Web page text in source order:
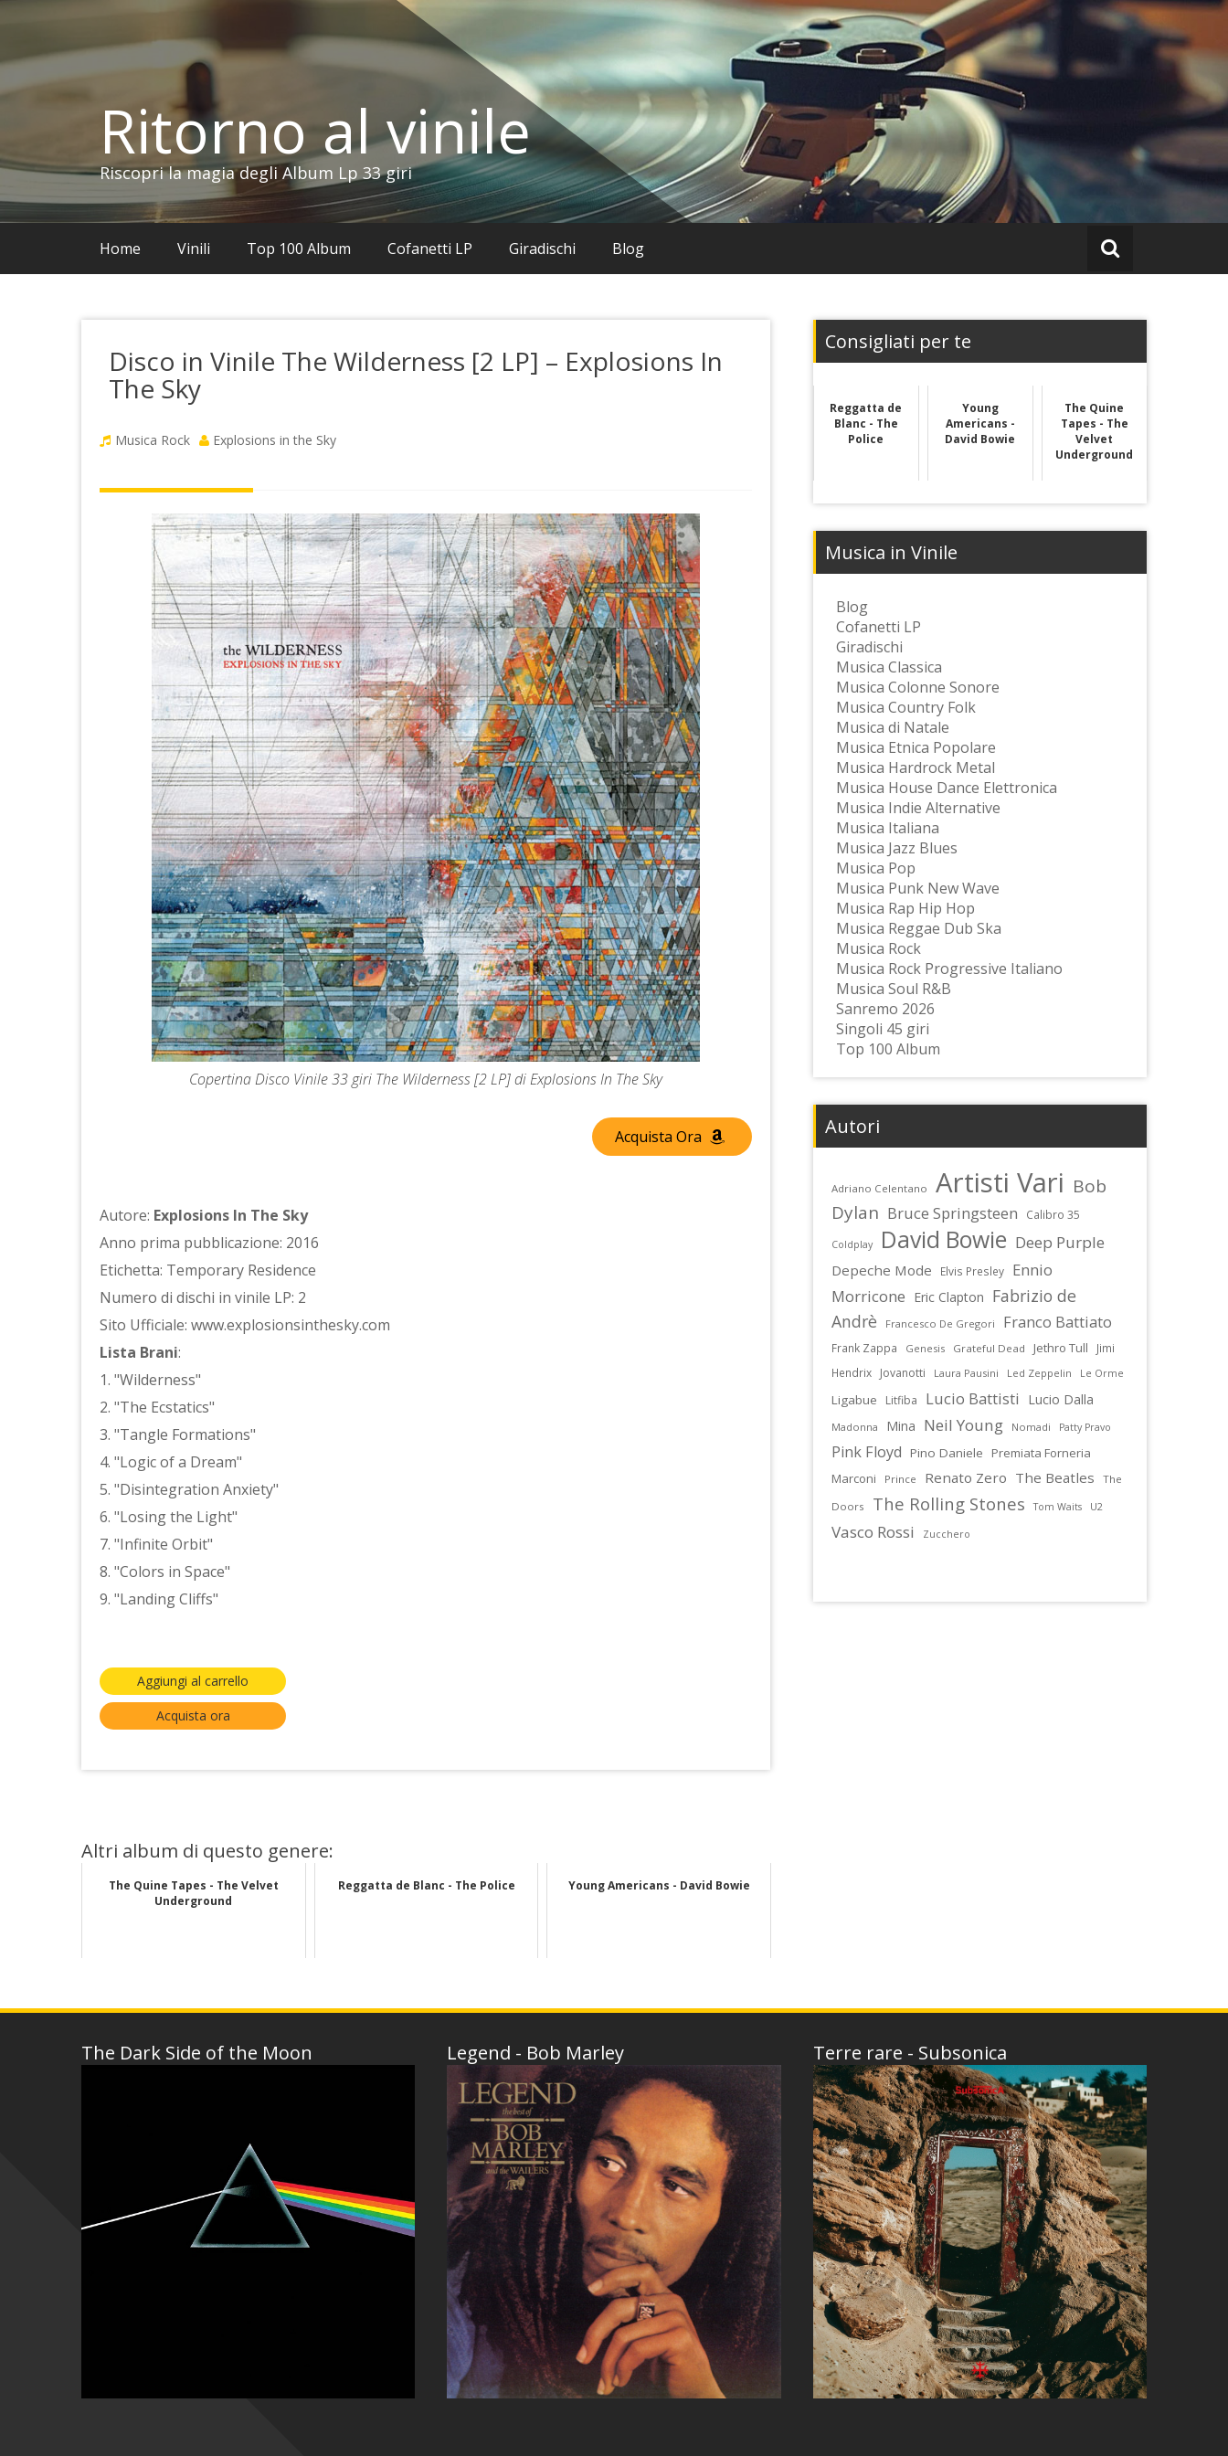
contenuto
Ritorno al vinile
Riscopri la magia degli Album Lp 33 giri
Home Vinili Top 100 Album Cofanetti LP Giradischi Blog
Disco in Vinile The Wilderness [2 LP] – Explosions In
The Sky
Musica Rock Explosions in the Sky
Copertina Disco Vinile 33 giri The Wilderness [2 LP] di Explosions In The Sky
Acquista Ora
Autore: Explosions In The Sky
Anno prima pubblicazione: 2016
Etichetta: Temporary Residence
Numero di dischi in vinile LP: 2
Sito Ufficiale: www.explosionsinthesky.com
Lista Brani:
1. "Wilderness"
2. "The Ecstatics"
3. "Tangle Formations"
4. "Logic of a Dream"
5. "Disintegration Anxiety"
6. "Losing the Light"
7. "Infinite Orbit"
8. "Colors in Space"
9. "Landing Cliffs"
Aggiungi al carrello
Acquista ora
Altri album di questo genere:
The Quine Tapes - The Velvet
Underground
Reggatta de Blanc - The Police Young Americans - David Bowie
Consigliati per te
Reggatta de
Blanc - The
Police
Young
Americans -
David Bowie
The Quine
Tapes - The
Velvet
Underground
Musica in Vinile
Blog
Cofanetti LP
Giradischi
Musica Classica
Musica Colonne Sonore
Musica Country Folk
Musica di Natale
Musica Etnica Popolare
Musica Hardrock Metal
Musica House Dance Elettronica
Musica Indie Alternative
Musica Italiana
Musica Jazz Blues
Musica Pop
Musica Punk New Wave
Musica Rap Hip Hop
Musica Reggae Dub Ska
Musica Rock
Musica Rock Progressive Italiano
Musica Soul R&B
Sanremo 2026
Singoli 45 giri
Top 100 Album
Autori
Adriano Celentano Artisti Vari Bob
Dylan Bruce Springsteen Calibro 35
Coldplay David Bowie Deep Purple
Depeche Mode Elvis Presley
Ennio
Morricone Eric Clapton Fabrizio de
Andrè
Francesco De Gregori Franco Battiato
Frank Zappa Genesis Grateful Dead Jethro Tull
Jimi
Hendrix
Jovanotti Laura Pausini Led Zeppelin Le Orme
Ligabue Litfiba Lucio Battisti Lucio Dalla
Madonna Mina Neil Young Nomadi Patty Pravo
Pink Floyd Pino Daniele
Premiata Forneria
Marconi
Prince Renato Zero The Beatles
The
Doors
The Rolling Stones Tom Waits U2
Vasco Rossi Zucchero
The Dark Side of the Moon Legend - Bob Marley Terre rare - Subsonica